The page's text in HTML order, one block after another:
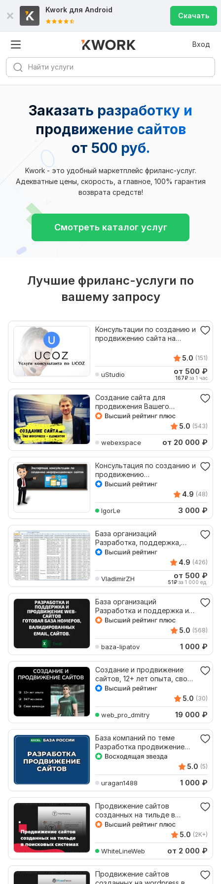
Kwork для Android
Скачать
Вход
Заказать разработку и
продвижение сайтов
от 500 руб.
Kwork - это удобный маркетплейс фриланс-услуг.
Адекватные цены, скорость, а главное, 100% гарантия
возврата средств!
Смотреть каталог услуг
Лучшие фриланс-услуги по
вашему запросу
Консультации по созданию и
продвижению сайта на
5.0 (151)
uStudio от 500 ₽
167₽ за 1 час
Создание сайта для
продвижения Вашего
бизнеса на CMS WordPress
5.0 (543)
webexspace от 20 000 ₽
Консультация по созданию и
продвижению
информационных сайтов
4.9 (48)
IgorLe 3 000 ₽
База организаций
Разработка, поддержка,
продвижение web-сайтов
4.9 (426)
VladimirZH от 500 ₽
51₽ за 1 000 ед.
База организаций
Разработка и поддержка и
продвижение web-сайтов
5.0 (568)
baza-lipatov 1 000 ₽
Создание и продвижение
сайтов, 12+ лет опыта, своя
команда
5.0 (30)
web_pro_dmitry 19 000 ₽
База компаний по теме
Разработка продвижение
сайтов в России
5.0 (5)
uragan1488 1 000 ₽
Продвижение сайтов
созданных на тильде в
поисковых системах
5.0 (2K+)
WhiteLineWeb от 2 000 ₽
Продвижение сайтов